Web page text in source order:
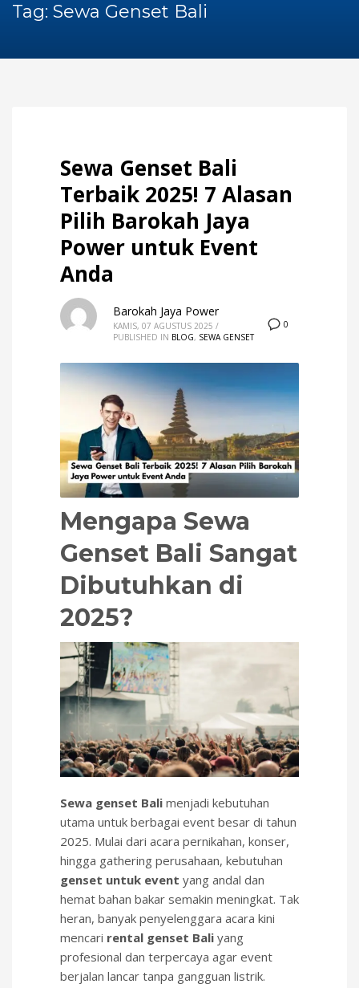
60Hz
Blog
Repair
Review your order.
Payment &FREEshipment
If you still have problems, please let us know, by sending an
email to support@website.com . Thank you!
SHOWROOM HOURS
Mon-Fri 9:00AM - 6:00AM
Sat - 9:00AM-5:00PM
Tag: Sewa Genset Bali
Sewa Genset Bali
Terbaik 2025! 7 Alasan
Pilih Barokah Jaya
Power untuk Event
Anda
0
Barokah Jaya Power
KAMIS, 07 AGUSTUS 2025 /
PUBLISHED IN BLOG, SEWA GENSET
Mengapa Sewa
Genset Bali Sangat
Dibutuhkan di
2025?
Sewa genset Bali menjadi kebutuhan
utama untuk berbagai event besar di tahun
2025. Mulai dari acara pernikahan, konser,
hingga gathering perusahaan, kebutuhan
genset untuk event yang andal dan
hemat bahan bakar semakin meningkat. Tak
heran, banyak penyelenggara acara kini
mencari rental genset Bali yang
profesional dan terpercaya agar event
berjalan lancar tanpa gangguan listrik.